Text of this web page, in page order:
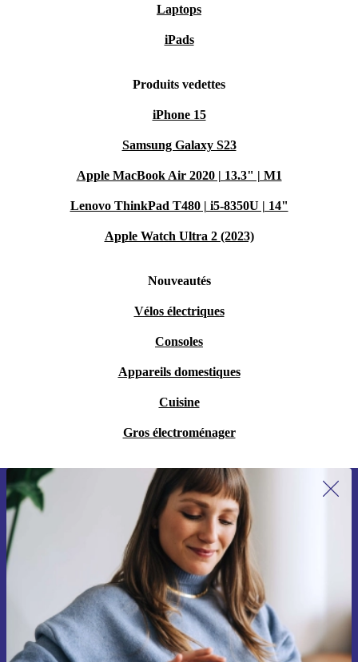
Laptops
iPads
Produits vedettes
iPhone 15
Samsung Galaxy S23
Apple MacBook Air 2020 | 13.3" | M1
Lenovo ThinkPad T480 | i5-8350U | 14"
Apple Watch Ultra 2 (2023)
Nouveautés
Vélos électriques
Consoles
Appareils domestiques
Cuisine
Gros électroménager
Recevoir offres et infos de refurbed
par mail
Ne manquez plus aucune offre.
S'inscrire
Retrouvez les informations sur l'utilisation des données personnelles